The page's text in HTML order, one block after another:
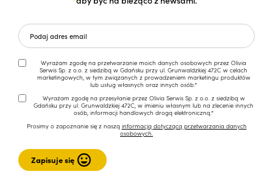
Wyrażam zgodę na przetwarzanie moich danych osobowych przez Olivia
Serwis Sp. z o.o. z siedzibą w Gdańsku przy ul. Grunwaldzkiej 472C w celach
marketingowych, w tym związanych z prowadzeniem marketingu produktów
lub usług własnych oraz innych osób.*
Wyrażam zgodę na przesyłanie przez Olivia Serwis Sp. z o.o. z siedzibą w
Gdańsku przy ul. Grunwaldzkiej 472C, w imieniu własnym lub na zlecenie innych
osób, informacji handlowych drogą elektroniczną.*
Prosimy o zapoznanie się z naszą informacją dotyczącą przetwarzania danych
osobowych.